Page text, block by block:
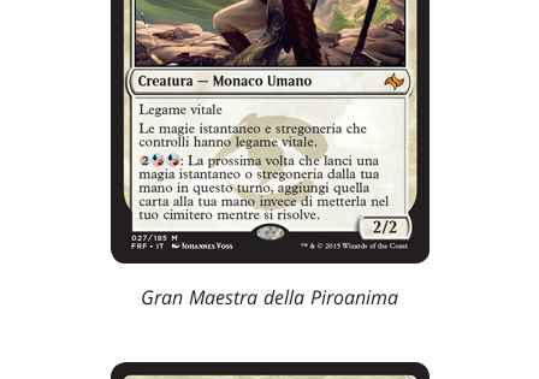
Gran Maestra della Piroanima